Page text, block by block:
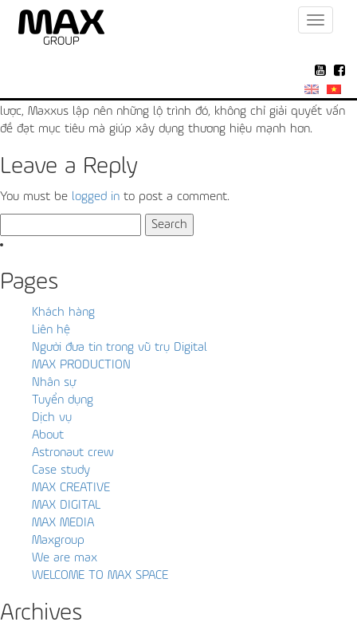
Toggle
Execution
nhất thiết phải cần một lộ trình thật tốt và rõ ràng trước khi đi
vào triển khai. Thông qua việc tạo dựng những kế hoạch chiến
lược, Maxxus lập nên những lộ trình đó, không chỉ giải quyết vấn
đề đạt mục tiêu mà giúp xây dụng thương hiệu mạnh hơn.
Leave a Reply
You must be logged in to post a comment.
for:
Pages
Khách hàng
Liên hệ
Người đưa tin trong vũ trụ Digital
MAX PRODUCTION
Nhân sự
Tuyển dụng
Dịch vụ
About
Astronaut crew
Case study
MAX CREATIVE
MAX DIGITAL
MAX MEDIA
Maxgroup
We are max
WELCOME TO MAX SPACE
Archives